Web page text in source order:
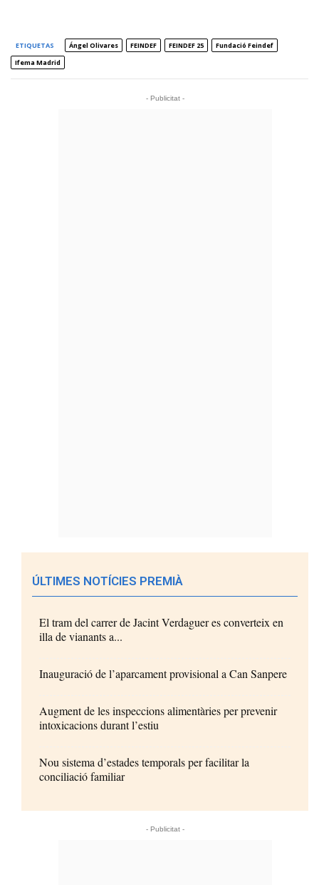
ETIQUETAS Ángel Olivares FEINDEF FEINDEF 25
Fundació Feindef
Ifema Madrid
- Publicitat -
ÚLTIMES NOTÍCIES PREMIÀ
El tram del carrer de Jacint Verdaguer es converteix en
illa de vianants a...
Inauguració de l’aparcament provisional a Can Sanpere
Augment de les inspeccions alimentàries per prevenir
intoxicacions durant l’estiu
Nou sistema d’estades temporals per facilitar la
conciliació familiar
- Publicitat -